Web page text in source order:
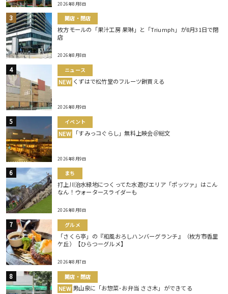
2026年8月8日
開店・閉店
枚方モールの「果汁工房 果琳」と「Triumph」が8月31日で閉
店
2026年8月8日
ニュース
NEW くずはで松竹堂のフルーツ餅買える
2026年8月9日
イベント
NEW 「すみっコぐらし」無料上映会＠総文
2026年8月9日
まち
打上川治水緑地につくってた水遊びエリア「ポッツァ」はこん
なん！ウォータースライダーも
2026年8月8日
グルメ
「さくら亭」の『和風おろしハンバーグランチ』（枚方市香里
ケ丘）【ひらつーグルメ】
2026年8月7日
開店・閉店
NEW 男山泉に「お惣菜･お弁当 ささ木」ができてる